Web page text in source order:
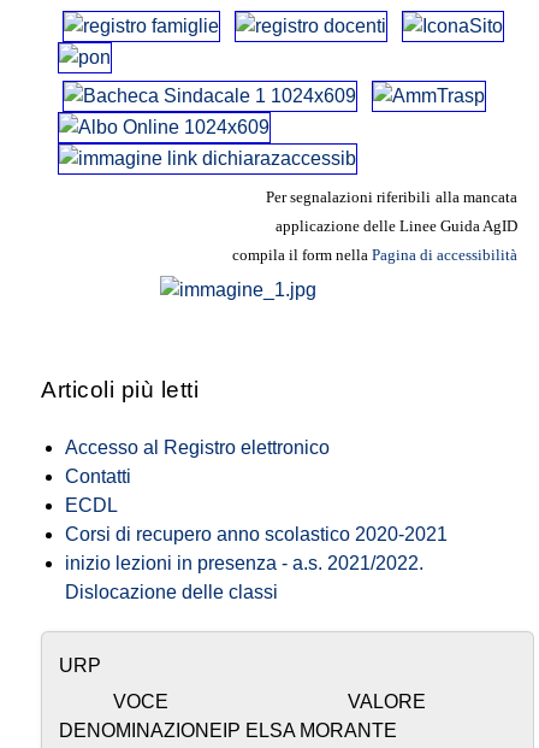
Per segnalazioni riferibili alla mancata
applicazione delle Linee Guida AgID
compila il form nella Pagina di accessibilità
Articoli più letti
Accesso al Registro elettronico
Contatti
ECDL
Corsi di recupero anno scolastico 2020-2021
inizio lezioni in presenza - a.s. 2021/2022.
Dislocazione delle classi
URP
VOCE
VALORE
DENOMINAZIONE IP ELSA MORANTE